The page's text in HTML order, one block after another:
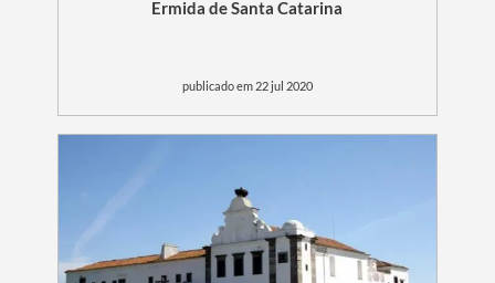
Ermida de Santa Catarina
publicado em 22 jul 2020